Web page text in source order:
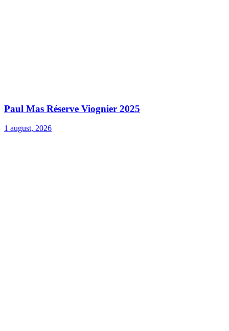
Paul Mas Réserve Viognier 2025
1 august, 2026